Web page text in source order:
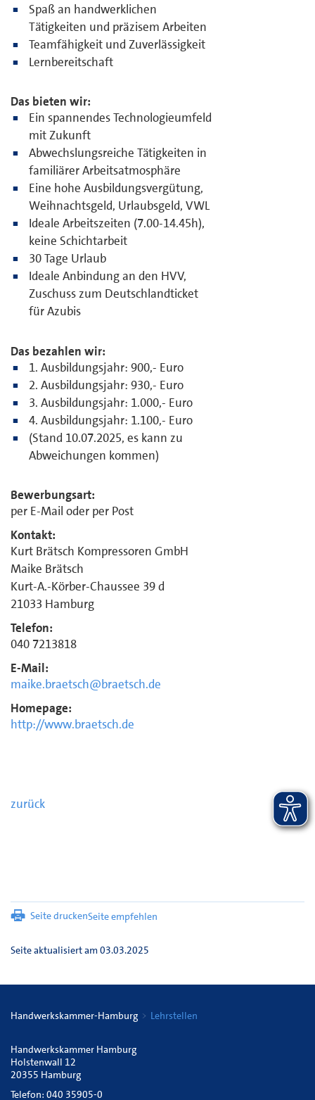
Spaß an handwerklichen
Tätigkeiten und präzisem Arbeiten
Teamfähigkeit und Zuverlässigkeit
Lernbereitschaft
Das bieten wir:
Ein spannendes Technologieumfeld
mit Zukunft
Abwechslungsreiche Tätigkeiten in
familiärer Arbeitsatmosphäre
Eine hohe Ausbildungsvergütung,
Weihnachtsgeld, Urlaubsgeld, VWL
Ideale Arbeitszeiten (7.00-14.45h),
keine Schichtarbeit
30 Tage Urlaub
Ideale Anbindung an den HVV,
Zuschuss zum Deutschlandticket
für Azubis
Das bezahlen wir:
1. Ausbildungsjahr: 900,- Euro
2. Ausbildungsjahr: 930,- Euro
3. Ausbildungsjahr: 1.000,- Euro
4. Ausbildungsjahr: 1.100,- Euro
(Stand 10.07.2025, es kann zu
Abweichungen kommen)
Bewerbungsart:
per E-Mail oder per Post
Kontakt:
Kurt Brätsch Kompressoren GmbH
Maike Brätsch
Kurt-A.-Körber-Chaussee 39 d
21033 Hamburg
Telefon:
040 7213818
E-Mail:
maike.braetsch@braetsch.de
Homepage:
http://www.braetsch.de
zurück
Seite druckenSeite empfehlen
Seite aktualisiert am 03.03.2025
Handwerkskammer-Hamburg Lehrstellen
Handwerkskammer Hamburg
Holstenwall 12
20355 Hamburg
Telefon: 040 35905-0